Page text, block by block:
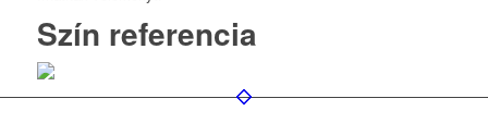
Szín referencia